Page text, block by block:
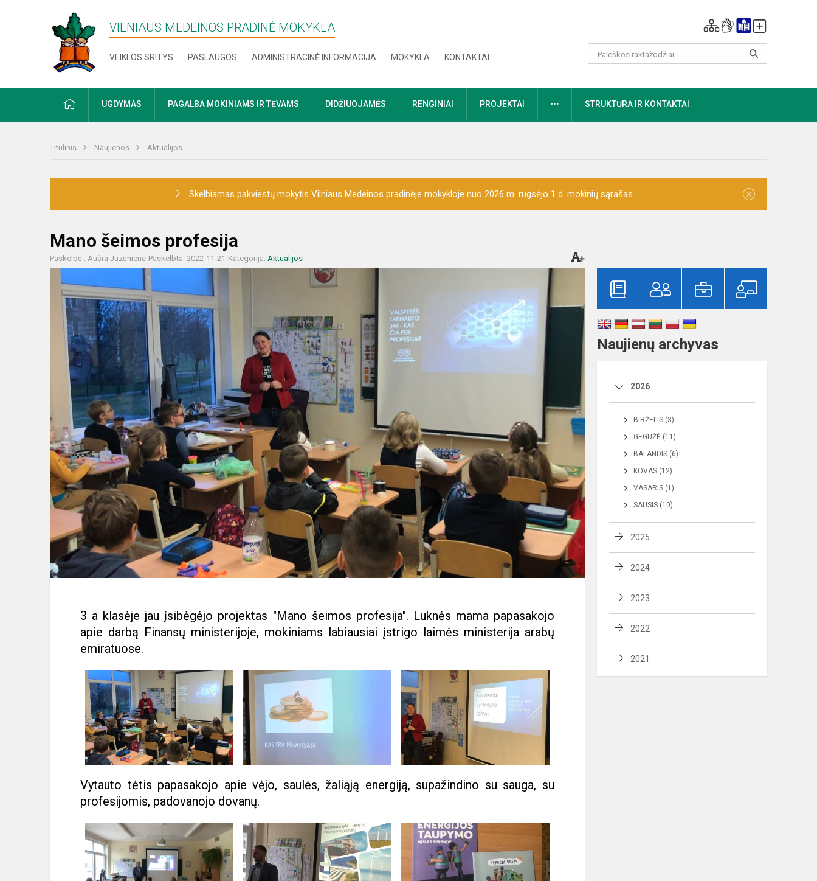
VILNIAUS MEDEINOS PRADINĖ MOKYKLA
VEIKLOS SRITYS PASLAUGOS ADMINISTRACINĖ INFORMACIJA MOKYKLA KONTAKTAI
PRADŽIAUGDYMAS PAGALBA MOKINIAMS IR TĖVAMS DIDŽIUOJAMĖS RENGINIAI PROJEKTAI DAUGIAUSTRUKTŪRA IR KONTAKTAI
Titulinis Naujienos Aktualijos
Skelbiamas pakviestų mokytis Vilniaus Medeinos pradinėje mokykloje nuo 2026 m. rugsėjo 1 d. mokinių sąrašas ×
Mano šeimos profesija
Paskelbė : Aušra Juzėnienė Paskelbta: 2022-11-21 Kategorija: Aktualijos
3 a klasėje jau įsibėgėjo projektas "Mano šeimos profesija". Luknės mama papasakojo
apie darbą Finansų ministerijoje, mokiniams labiausiai įstrigo laimės ministerija arabų
emiratuose.
Vytauto tėtis papasakojo apie vėjo, saulės, žaliąją energiją, supažindino su sauga, su
profesijomis, padovanojo dovanų.
Naujienų archyvas
2026
BIRŽELIS (3)
GEGUŽĖ (11)
BALANDIS (6)
KOVAS (12)
VASARIS (1)
SAUSIS (10)
2025
2024
2023
2022
2021